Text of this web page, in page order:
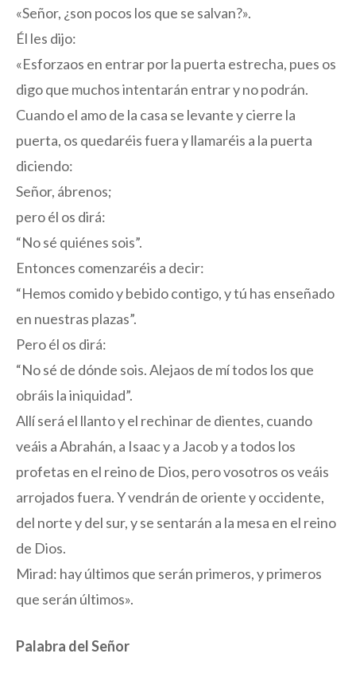
«Señor, ¿son pocos los que se salvan?».
Él les dijo:
«Esforzaos en entrar por la puerta estrecha, pues os
digo que muchos intentarán entrar y no podrán.
Cuando el amo de la casa se levante y cierre la
puerta, os quedaréis fuera y llamaréis a la puerta
diciendo:
Señor, ábrenos;
pero él os dirá:
“No sé quiénes sois”.
Entonces comenzaréis a decir:
“Hemos comido y bebido contigo, y tú has enseñado
en nuestras plazas”.
Pero él os dirá:
“No sé de dónde sois. Alejaos de mí todos los que
obráis la iniquidad”.
Allí será el llanto y el rechinar de dientes, cuando
veáis a Abrahán, a Isaac y a Jacob y a todos los
profetas en el reino de Dios, pero vosotros os veáis
arrojados fuera. Y vendrán de oriente y occidente,
del norte y del sur, y se sentarán a la mesa en el reino
de Dios.
Mirad: hay últimos que serán primeros, y primeros
que serán últimos».
Palabra del Señor